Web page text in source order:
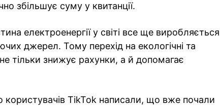
збільшує суму у квитанції.
електроенергії у світі все ще виробляється
джерел. Тому перехід на екологічні та
не тільки знижує рахунки, а й допомагає
користувачів TikTok написали, що вже почали